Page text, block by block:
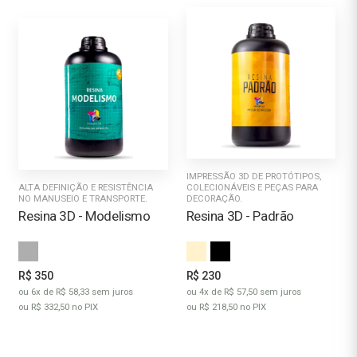
ALTA DEFINIÇÃO E RESISTÊNCIA
NO MANUSEIO E TRANSPORTE.
Resina 3D - Modelismo
R$ 350
ou 6x de R$ 58,33 sem juros
ou R$ 332,50 no PIX
IMPRESSÃO 3D DE PROTÓTIPOS,
COLECIONÁVEIS E PEÇAS PARA
DECORAÇÃO.
Resina 3D - Padrão
R$ 230
ou 4x de R$ 57,50 sem juros
ou R$ 218,50 no PIX